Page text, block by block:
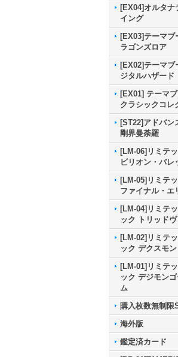
[EX04]オルタナ
イング
[EX03]テーマブ
ラゴンズロア
[EX02]テーマブ
ジタルハザード
[EX01] テーマ
クラシックコレ
[ST22]アドバン
剛界曼荼羅
[LM-06]リミテ
ビリオン・バレ
[LM-05]リミテ
ファイナル・エ
[LM-04]リミテ
ック トリッド
[LM-02]リミテ
ック デクスモン
[LM-01]リミテ
ック デジモン
ム
購入枚数無制限
海外版
鑑定済カード